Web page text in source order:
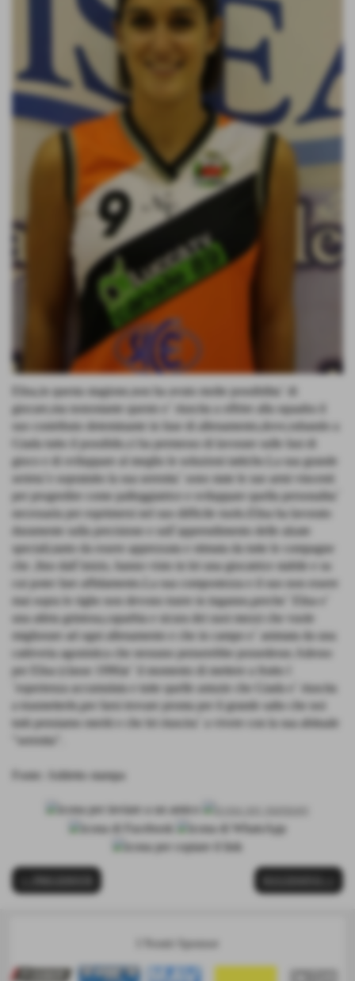
Elisa,in questa stagione,non ha avuto molte possibilita´ di
giocare,ma nonostante questo e´ riuscita a offrire alla squadra il
suo contributo deteminante in fase di allenamento,dove,rubando a
Giada tutto il possibile,ci ha permesso di lavorare sulle fasi di
gioco e di sviluppare al meglio le soluzioni tattiche.La sua grande
serieta´e sopratutto la sua serenita´ sono state le sue armi vincenti
per progredire come palleggiatrice e sviluppare quella personalita´
necessaria per esprimersi nel suo difficile ruolo.Elisa ha lavorato
duramente sulla precisione e sull´apprendimento delle alzate
speciali,tanto da essere apprezzata e stimata da tutte le compagne
che ,fino dall´inizio, hanno visto in lei una giocatrice stabile e su
cui poter fare affidamento.La sua compostezza e il suo non essere
mai sopra le righe non devono trarre in inganno,perche´ Elisa e´
una atleta grintosa,caparbia e sicura dei suoi mezzi che vuole
migliorare ad ogni allenamento e che in campo e´ animata da una
cattiveria agonistica che nessuno penserebbe possedesse.Adesso
per Elisa (classe 1996)e´ il momento di mettere a frutto l
´esperienza accumulata e tutte quelle astuzie che Giada e´ riuscita
a trasmetterle,per farsi trovare pronta per il grande salto che noi
tutti pensiamo meriti e che lei riuscira´ a vivere con la sua abituale
"serenita".
Fonte: Addetto stampa
I Nostri Sponsor